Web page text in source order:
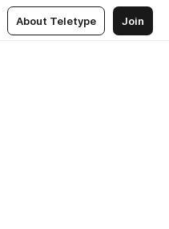
About Teletype Join